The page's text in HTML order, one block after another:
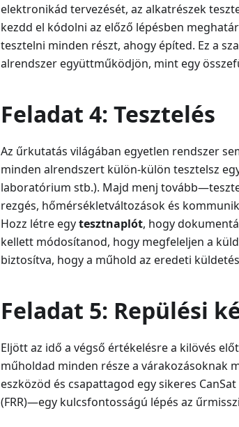
elektronikád tervezését, az alkatrészek
kezdd el kódolni az előző lépésben
tesztelni minden részt, ahogy építed. Ez a
alrendszer együttműködjön, mint egy
Feladat 4: Tesztelés
Az űrkutatás világában egyetlen rendszer
minden alrendszert külön-külön tesztelsz
laboratórium stb.). Majd menj
rezgés, hőmérsékletváltozások és
Hozz létre egytesztnaplót, hogy
kellett módosítanod, hogy megfeleljen a
biztosítva, hogy a műhold az eredeti
Feladat 5: Repülési
Eljött az idő a végső értékelésre a kilövés
műholdad minden része a várakozásoknak
eszközöd és csapattagod egy sikeres CanSat
(FRR)—egy kulcsfontosságú lépés az